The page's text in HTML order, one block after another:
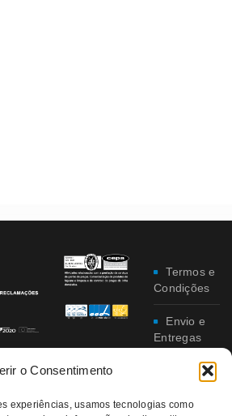
o Consentimento
experiências, usamos tecnologias como
Termos e
Condições
Envio e
Entregas
Trocas e